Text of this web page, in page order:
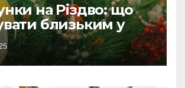
на Різдво: що
близьким у